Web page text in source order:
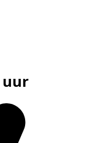
uur